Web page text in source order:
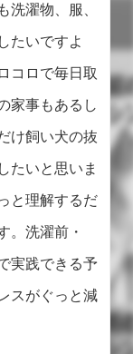
洗濯物、服、
たいですよ
コロで毎日取
家事もあるし
け飼い犬の抜
たいと思いま
と理解するだ
。洗濯前・
実践できる予
スがぐっと減